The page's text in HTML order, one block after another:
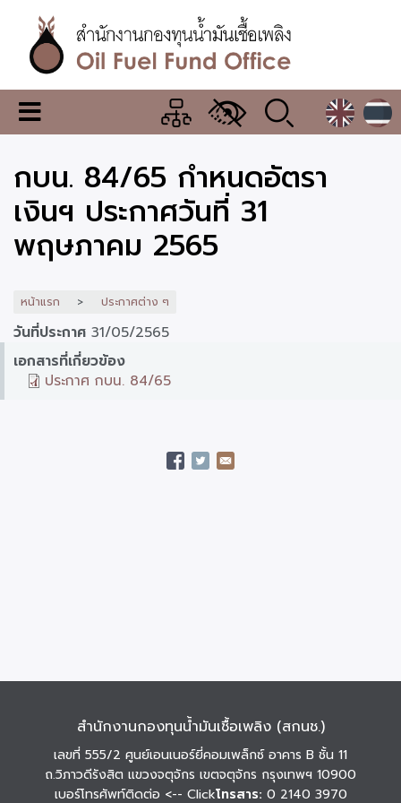
เนื้อหา
หลักสำนักงาน
กองทุน
น้ำมัน
เชื้อ
เพลิง
เมนู
เปลี่ยน
แสดง
ผล
กบน. 84/65 กำหนดอัตรา
เงินฯ ประกาศวันที่ 31
พฤษภาคม 2565
หน้าแรก ประกาศต่าง ๆ
วันที่ประกาศ 31/05/2565
เอกสารที่เกี่ยวข้อง
ประกาศ กบน. 84/65
สำนักงานกองทุนน้ำมันเชื้อเพลิง (สกนช.)
เลขที่ 555/2 ศูนย์เอนเนอร์ยี่คอมเพล็กซ์ อาคาร B ชั้น 11
ถ.วิภาวดีรังสิต แขวงจตุจักร เขตจตุจักร กรุงเทพฯ 10900
เบอร์โทรศัพท์ติดต่อ <-- Clickโทรสาร: 0 2140 3970